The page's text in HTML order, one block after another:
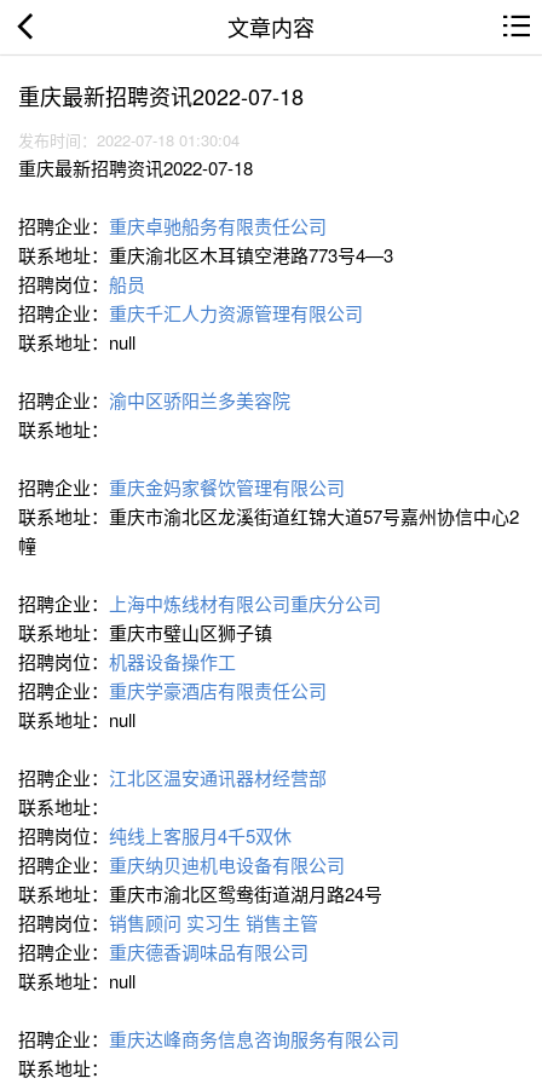
文章内容
重庆最新招聘资讯2022-07-18
发布时间：2022-07-18 01:30:04
重庆最新招聘资讯2022-07-18
招聘企业： 重庆卓驰船务有限责任公司
联系地址：重庆渝北区木耳镇空港路773号4—3
招聘岗位： 船员
招聘企业： 重庆千汇人力资源管理有限公司
联系地址：null
招聘企业： 渝中区骄阳兰多美容院
联系地址：
招聘企业： 重庆金妈家餐饮管理有限公司
联系地址：重庆市渝北区龙溪街道红锦大道57号嘉州协信中心2
幢
招聘企业：
上海中炼线材有限公司重庆分公司
联系地址：重庆市璧山区狮子镇
招聘岗位： 机器设备操作工
招聘企业： 重庆学豪酒店有限责任公司
联系地址：null
招聘企业： 江北区温安通讯器材经营部
联系地址：
招聘岗位： 纯线上客服月4千5双休
招聘企业： 重庆纳贝迪机电设备有限公司
联系地址：重庆市渝北区鸳鸯街道湖月路24号
招聘岗位： 销售顾问 实习生 销售主管
招聘企业： 重庆德香调味品有限公司
联系地址：null
招聘企业： 重庆达峰商务信息咨询服务有限公司
联系地址：